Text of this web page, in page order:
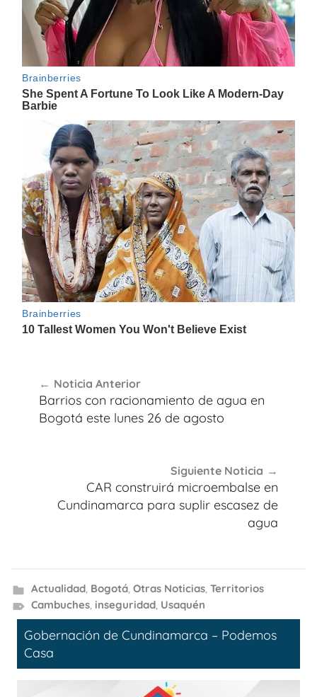
de
entradas
Noticia Anterior
Barrios con racionamiento de agua en
Bogotá este lunes 26 de agosto
Siguiente Noticia
CAR construirá microembalse en
Cundinamarca para suplir escasez de
agua
Actualidad, Bogotá, Otras Noticias, Territorios
Cambuches, inseguridad, Usaquén
Gobernación de Cundinamarca – Podemos
Casa